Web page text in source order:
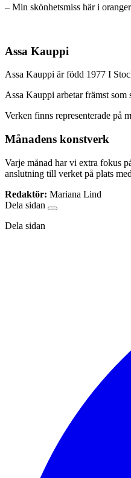
– Min skönhetsmiss här i
Assa Kauppi
Assa Kauppi är född 1977 I
Assa Kauppi arbetar främst
Verken finns representerade på
Månadens konstverk
Varje månad har vi extra fokus
anslutning till verket på plats
Redaktör: Mariana Lind
Dela sidan
Dela sidan